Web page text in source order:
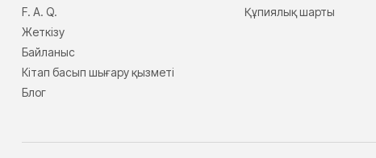
F. A. Q.
Жеткізу
Байланыс
Кітап басып шығару қызметі
Блог
Құпиялық шарты